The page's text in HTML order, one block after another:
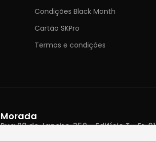
Condições Black Month
Cartão SKPro
Termos e condições
Morada
Rua 28 de Janeiro, 350 - Edifício T - Fr. 01